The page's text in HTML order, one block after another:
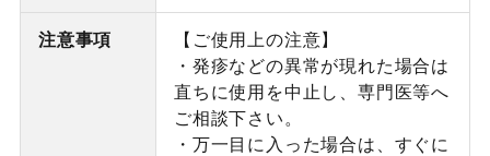
注意事項
【ご使用上の注意】
・発疹などの異常が現れた場合は
直ちに使用を中止し、専門医等へ
ご相談下さい。
・万一目に入った場合は、すぐに